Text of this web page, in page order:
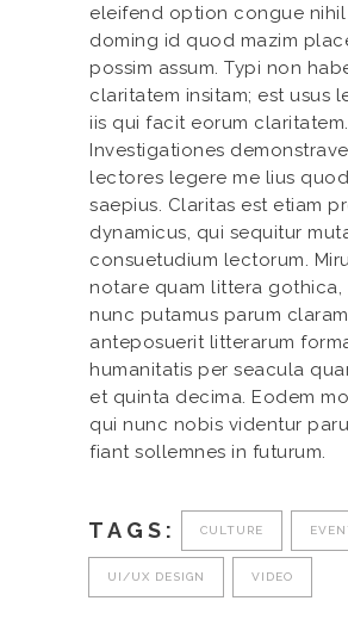
eleifend option congue
doming id quod mazim
possim assum. Typi non
claritatem insitam; est usus
iis qui facit eorum claritatem.
Investigationes
lectores legere me lius
saepius. Claritas est etiam
dynamicus, qui sequitur
consuetudium lectorum.
notare quam littera gothica,
nunc putamus parum
anteposuerit litterarum
humanitatis per seacula
et quinta decima. Eodem
qui nunc nobis videntur
fiant sollemnes in futurum.
TAGS: CULTURE
UI/UX DESIGN VIDEO